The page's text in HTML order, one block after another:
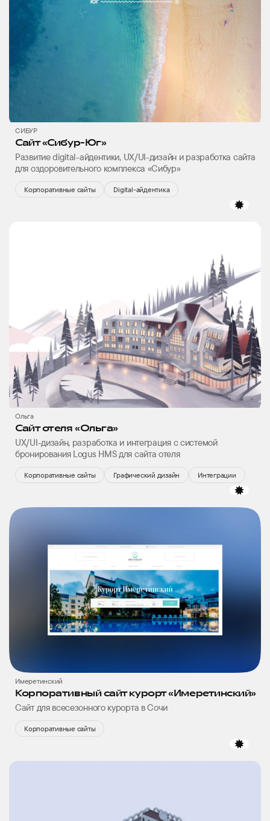
CИБУР
Сайт «Сибур-Юг»
Развитие digital-айдентики, UX/UI-дизайн и разработка сайта
для оздоровительного комплекса «Сибур»
Корпоративные сайты Digital-айдентика
Ольга
Сайт отеля «Oльга»
UX/UI-дизайн, разработка и интеграция с системой
бронирования Logus HMS для сайта отеля
Корпоративные сайты Графический дизайн Интеграции
Имеретинский
Корпоративный сайт курорт «Имеретинский»
Сайт для всесезонного курорта в Сочи
Корпоративные сайты